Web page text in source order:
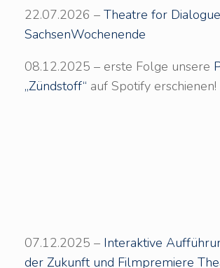
22.07.2026 – Theatre for
SachsenWochenende
08.12.2025 – erste Folge unsere
„Zündstoff“ auf Spotify erschienen!
07.12.2025 – Interaktive
der Zukunft und Filmpremiere